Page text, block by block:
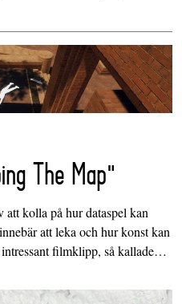
The Map"
kolla på hur dataspel kan
att leka och hur konst kan
filmklipp, så kallade…